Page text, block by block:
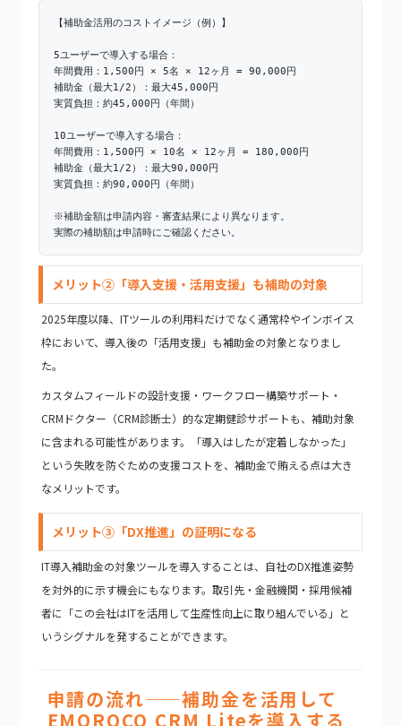
【補助金活用のコストイメージ（例）】
5ユーザーで導入する場合：
年間費用：1,500円 × 5名 × 12ヶ月 = 90,000円
補助金（最大1/2）：最大45,000円
実質負担：約45,000円（年間）
10ユーザーで導入する場合：
年間費用：1,500円 × 10名 × 12ヶ月 = 180,000円
補助金（最大1/2）：最大90,000円
実質負担：約90,000円（年間）
※補助金額は申請内容・審査結果により異なります。
実際の補助額は申請時にご確認ください。
メリット②「導入支援・活用支援」も補助の対象
2025年度以降、ITツールの利用料だけでなく通常枠やインボイス
枠において、導入後の「活用支援」も補助金の対象となりまし
た。
カスタムフィールドの設計支援・ワークフロー構築サポート・
CRMドクター（CRM診断士）的な定期健診サポートも、補助対象
に含まれる可能性があります。「導入はしたが定着しなかった」
という失敗を防ぐための支援コストを、補助金で賄える点は大き
なメリットです。
メリット③「DX推進」の証明になる
IT導入補助金の対象ツールを導入することは、自社のDX推進姿勢
を対外的に示す機会にもなります。取引先・金融機関・採用候補
者に「この会社はITを活用して生産性向上に取り組んでいる」と
いうシグナルを発することができます。
申請の流れ——補助金を活用して
EMOROCO CRM Liteを導入する